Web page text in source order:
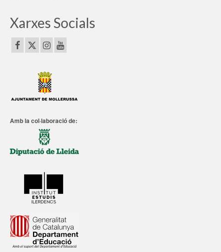
Xarxes Socials
Amb la col·laboració de: